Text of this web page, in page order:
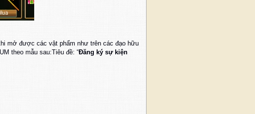
mở được các vật phẩm như trên các đạo hữu
theo mẫu sau:Tiêu đề: “Đăng ký sự kiện